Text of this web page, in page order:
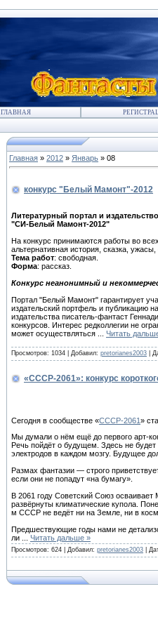
ГЛАВНАЯ
Главная » 2012 » Январь » 08
конкурс "Белый Мамонт"-2012
Литературный портал и
"СИ-Белый Мамонт-2012"
На конкурс принимаются работы во
альтернативная история, сказка,
Тема работ: свободная.
Форма: рассказ.
Конкурс неанонимный и
Портал "Белый Мамонт" гарантирует
издательский портфель и публикацию
издательства писатель-фантаст
конкурсов. Интерес редколлегии не
может осуществляться
Читать
Просмотров: 1034 Добавил: pretorianes2003
«СССР-2061»: конкурс
Сегодня в сообществе «СССР-2061»
Мы думали о нём ещё до первого арт-
Речь пойдёт о будущем. Здесь не будет
электродов в каждом мозгу. Будущее
Размах фантазии — строго
если они не попадут «на бумагу».
В 2061 году Советский Союз
развёрнуты климатические купола.
м СССР не ведёт ни на Земле, ни в
Предшествующие годы нами не
ли
Читать дальше »
Просмотров: 624 Добавил: pretorianes2003